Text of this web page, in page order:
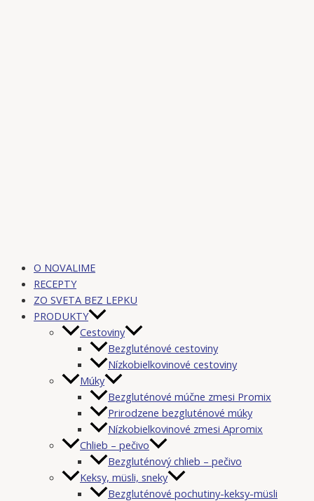
O NOVALIME
RECEPTY
ZO SVETA BEZ LEPKU
PRODUKTY
Cestoviny
Bezgluténové cestoviny
Nízkobielkovinové cestoviny
Múky
Bezgluténové múčne zmesi Promix
Prirodzene bezgluténové múky
Nízkobielkovinové zmesi Apromix
Chlieb – pečivo
Bezgluténový chlieb – pečivo
Keksy, müsli, sneky
Bezgluténové pochutiny-keksy-müsli